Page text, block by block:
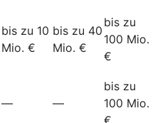
bis zu 10
Mio. €
bis zu 40
Mio. €
bis zu
100 Mio.
€
— —
bis zu
100 Mio.
€